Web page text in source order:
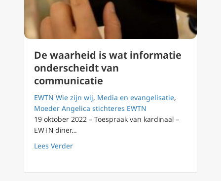
De waarheid is wat informatie
onderscheidt van
communicatie
EWTN Wie zijn wij, Media en evangelisatie,
Moeder Angelica stichteres EWTN
19 oktober 2022 – Toespraak van kardinaal –
EWTN diner…
Lees Verderabout De waarheid is wat informatie